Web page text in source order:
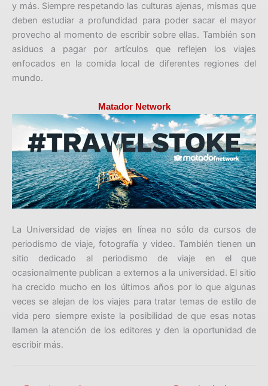
y más. Siempre respetando las culturas ajenas, mismas que
deben estudiar a profundidad para poder sacar el mayor
provecho al momento de escribir sobre ellas. También son
asiduos a pagar por artículos que reflejen los viajes
enfocados en la comida local de diferentes regiones del
mundo.
Matador Network
La Universidad de viajes en línea no sólo da cursos de
periodismo de viaje, fotografía y video. También tienen un
sitio dedicado al periodismo de viaje en el que
ocasionalmente publican a externos a la universidad. El sitio
ha crecido mucho en los últimos años por lo que algunas
veces se alejan de los viajes para tratar temas de estilo de
vida pero siempre existe la posibilidad de que esas notas
llamen la atención de los editores y den la oportunidad de
escribir más.